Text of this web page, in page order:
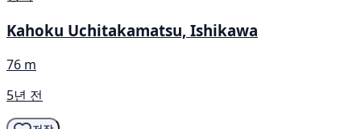
Kahoku Uchitakamatsu, Ishikawa
76 m
5년 전